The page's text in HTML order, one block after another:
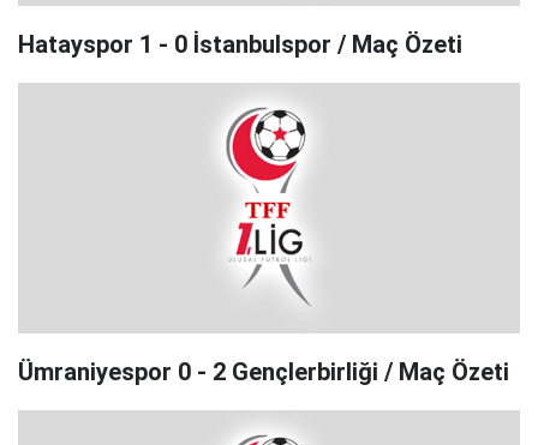
Hatayspor 1 - 0 İstanbulspor / Maç Özeti
Ümraniyespor 0 - 2 Gençlerbirliği / Maç Özeti